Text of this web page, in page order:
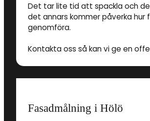
Det tar lite tid att spackla och
det annars kommer påverka
genomföra.
Kontakta oss så kan vi ge en
Fasadmålning i Hölö